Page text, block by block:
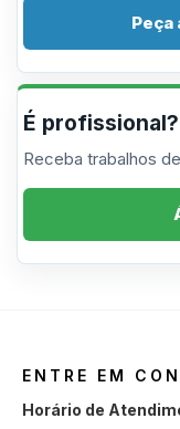
Peça
É profissional?
Receba trabalhos
ENTRE EM
Horário de